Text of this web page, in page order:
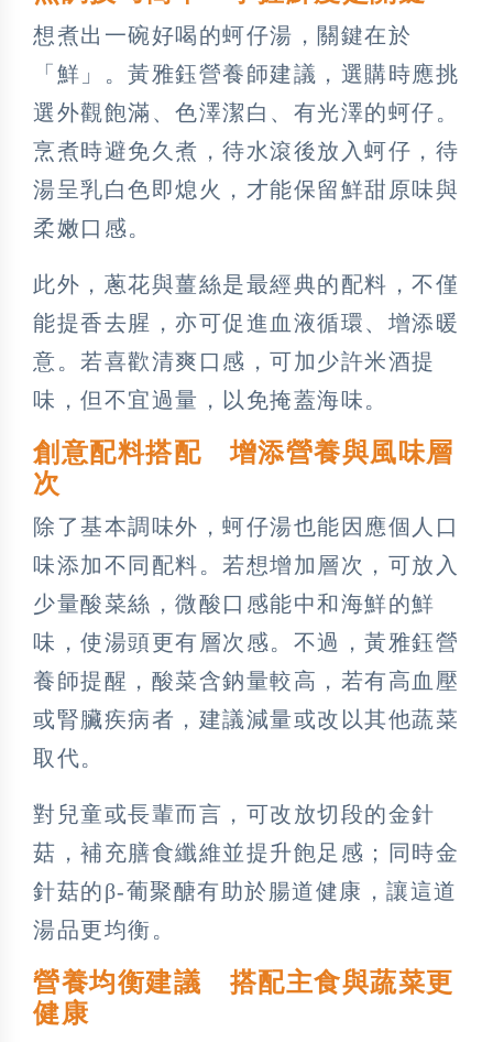
想煮出一碗好喝的蚵仔湯，關鍵在於
「鮮」。黃雅鈺營養師建議，選購時應挑
選外觀飽滿、色澤潔白、有光澤的蚵仔。
烹煮時避免久煮，待水滾後放入蚵仔，待
湯呈乳白色即熄火，才能保留鮮甜原味與
柔嫩口感。
此外，蔥花與薑絲是最經典的配料，不僅
能提香去腥，亦可促進血液循環、增添暖
意。若喜歡清爽口感，可加少許米酒提
味，但不宜過量，以免掩蓋海味。
創意配料搭配 增添營養與風味層
次
除了基本調味外，蚵仔湯也能因應個人口
味添加不同配料。若想增加層次，可放入
少量酸菜絲，微酸口感能中和海鮮的鮮
味，使湯頭更有層次感。不過，黃雅鈺營
養師提醒，酸菜含鈉量較高，若有高血壓
或腎臟疾病者，建議減量或改以其他蔬菜
取代。
對兒童或長輩而言，可改放切段的金針
菇，補充膳食纖維並提升飽足感；同時金
針菇的β-葡聚醣有助於腸道健康，讓這道
湯品更均衡。
營養均衡建議 搭配主食與蔬菜更
健康